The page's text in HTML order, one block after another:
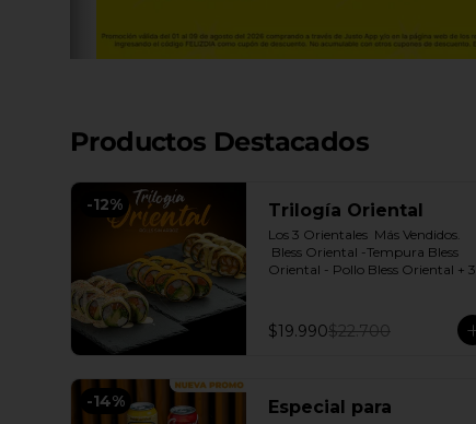
Productos Destacados
-12% Trilogía Oriental
Los 3 Orientales  Más Vendidos.
Bless Oriental -Tempura Bless
Oriental - Pollo Bless Oriental + 3
$19.990$22.700
-14%
Especial para